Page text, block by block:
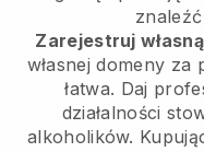
Zarejestruj
własnej domeny za
łatwa. Daj
działalności
alkoholików.